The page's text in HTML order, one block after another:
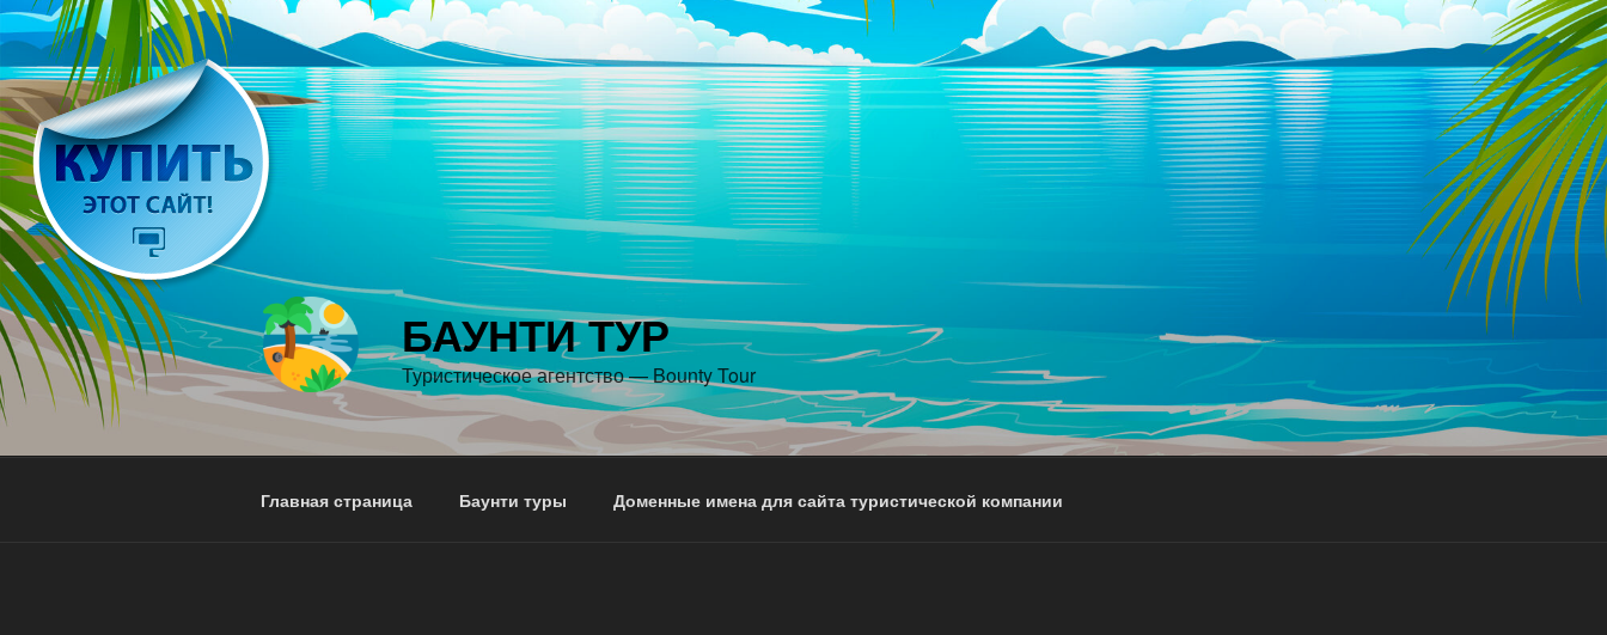
Перейти
к
содержимому
БАУНТИ ТУР
Туристическое агентство — Bounty Tour
Главная страница Баунти туры Доменные имена для сайта туристической компании